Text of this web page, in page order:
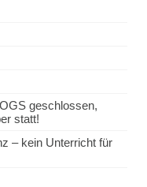
geschlossen,
statt!
– kein Unterricht für